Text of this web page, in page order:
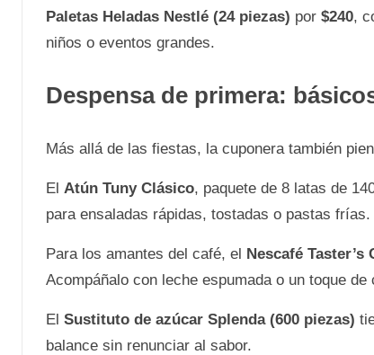
Paletas Heladas Nestlé (24 piezas) por $240,
niños o eventos grandes.
Despensa de primera:
Más allá de las fiestas, la cuponera también
El Atún Tuny Clásico, paquete de 8 latas de
para ensaladas rápidas, tostadas o pastas frías.
Para los amantes del café, el Nescafé Taster’s
Acompáñalo con leche espumada o un toque
El Sustituto de azúcar Splenda (600 piezas)
balance sin renunciar al sabor.